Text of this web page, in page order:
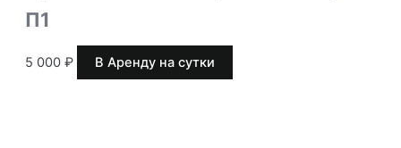
П1
5 000 ₽ В Аренду на сутки